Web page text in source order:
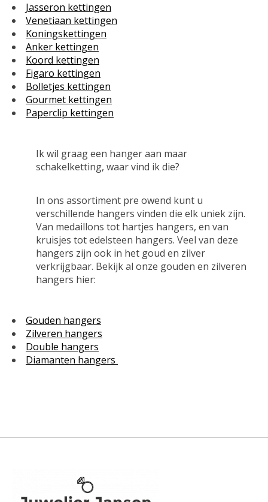
Jasseron kettingen
Venetiaan kettingen
Koningskettingen
Anker kettingen
Koord kettingen
Figaro kettingen
Bolletjes kettingen
Gourmet kettingen
Paperclip kettingen
Ik wil graag een hanger aan maar
schakelketting, waar vind ik die?
In ons assortiment pre owend kunt u
verschillende hangers vinden die elk uniek zijn.
Van medaillons tot hartjes hangers, en van
kruisjes tot edelsteen hangers. Veel van deze
hangers zijn ook in het goud en zilver
verkrijgbaar. Bekijk al onze gouden en zilveren
hangers hier:
Gouden hangers
Zilveren hangers
Double hangers
Diamanten hangers